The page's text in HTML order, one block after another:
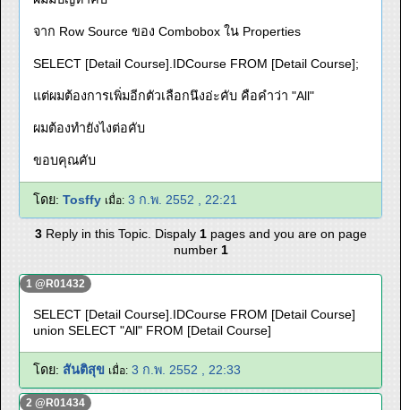
จาก Row Source ของ Combobox ใน Properties
SELECT [Detail Course].IDCourse FROM [Detail Course];
แต่ผมต้องการเพิ่มอีกตัวเลือกนึงอ่ะคับ คือคำว่า "All"
ผมต้องทำยังไงต่อคับ
ขอบคุณคับ
โดย: Tosffy เมื่อ: 3 ก.พ. 2552 , 22:21
3Reply in this Topic. Dispaly 1 pages and you are on page
number 1
1 @R01432
SELECT [Detail Course].IDCourse FROM [Detail Course]
union SELECT "All" FROM [Detail Course]
โดย: สันติสุข เมื่อ: 3 ก.พ. 2552 , 22:33
2 @R01434